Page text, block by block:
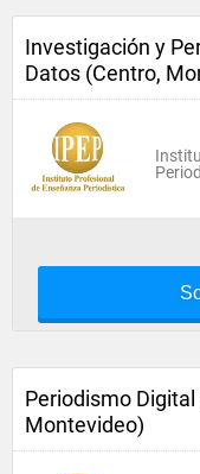
Investigación y
Datos (Centro,
Periodismo Digital
Montevideo)